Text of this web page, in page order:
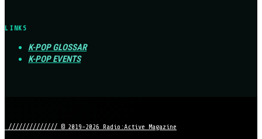
LINKS
K-POP GLOSSAR
K-POP EVENTS
////////////// © 2019-2026 Radio:Active Magazine